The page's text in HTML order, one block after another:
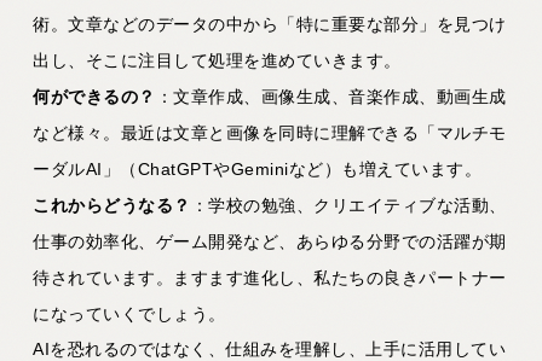
術。文章などのデータの中から「特に重要な部分」を見つけ
出し、そこに注目して処理を進めていきます。
何ができるの？
：文章作成、画像生成、音楽作成、動画生成
など様々。最近は文章と画像を同時に理解できる「マルチモ
ーダルAI」（ChatGPTやGeminiなど）も増えています。
これからどうなる？
：学校の勉強、クリエイティブな活動、
仕事の効率化、ゲーム開発など、あらゆる分野での活躍が期
待されています。ますます進化し、私たちの良きパートナー
になっていくでしょう。
AIを恐れるのではなく、仕組みを理解し、上手に活用してい